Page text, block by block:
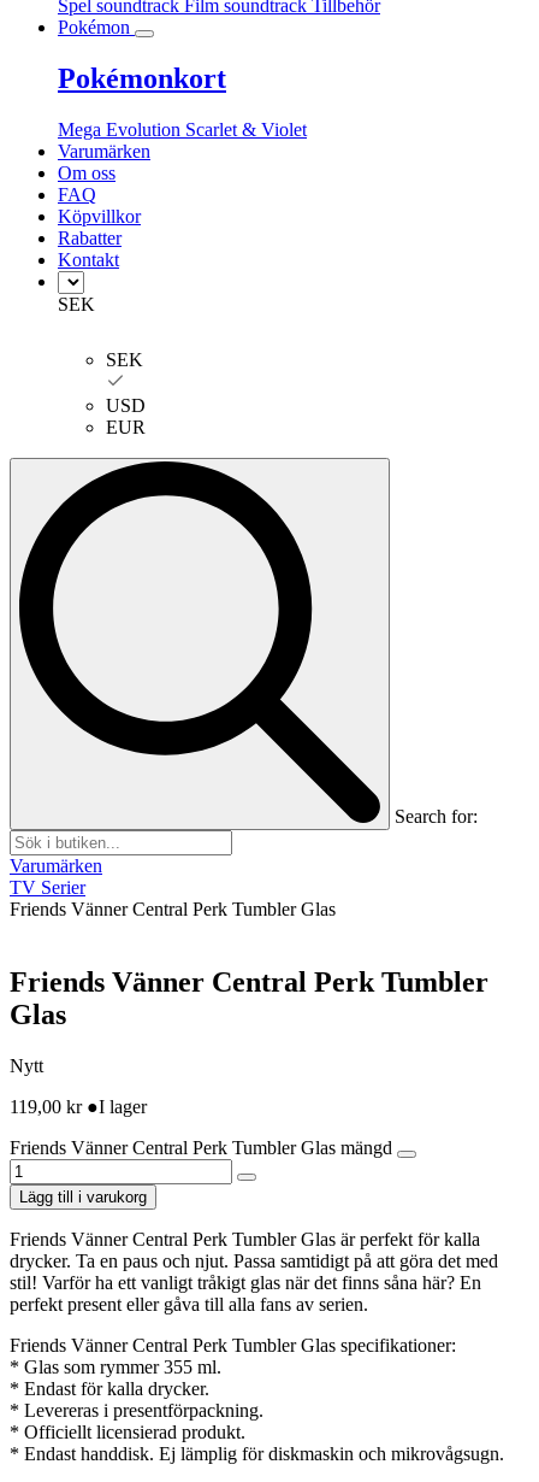
Spel soundtrack Film soundtrack Tillbehör
Pokémon
Pokémonkort
Mega Evolution Scarlet & Violet
Varumärken
Om oss
FAQ
Köpvillkor
Rabatter
Kontakt
SEK
SEK
USD
EUR
Search for:
Varumärken
TV Serier
Friends Vänner Central Perk Tumbler Glas
Friends Vänner Central Perk Tumbler
Glas
Nytt
119,00 kr ●I lager
Friends Vänner Central Perk Tumbler Glas mängd
Lägg till i varukorg
Friends Vänner Central Perk Tumbler Glas är perfekt för kalla
drycker. Ta en paus och njut. Passa samtidigt på att göra det med
stil! Varför ha ett vanligt tråkigt glas när det finns såna här? En
perfekt present eller gåva till alla fans av serien.
Friends Vänner Central Perk Tumbler Glas specifikationer:
* Glas som rymmer 355 ml.
* Endast för kalla drycker.
* Levereras i presentförpackning.
* Officiellt licensierad produkt.
* Endast handdisk. Ej lämplig för diskmaskin och mikrovågsugn.